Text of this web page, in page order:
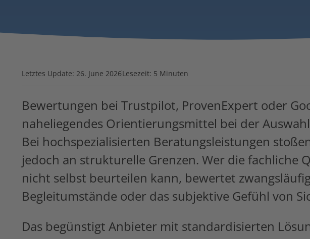
Letztes Update: 26. June 2026Lesezeit: 5 Minuten
Bewertungen bei Trustpilot, ProvenExpert oder
naheliegendes Orientierungsmittel bei der
Bei hochspezialisierten Beratungsleistungen
jedoch an strukturelle Grenzen. Wer die fachliche
nicht selbst beurteilen kann, bewertet
Begleitumstände oder das subjektive Gefühl von
Das begünstigt Anbieter mit standardisierten